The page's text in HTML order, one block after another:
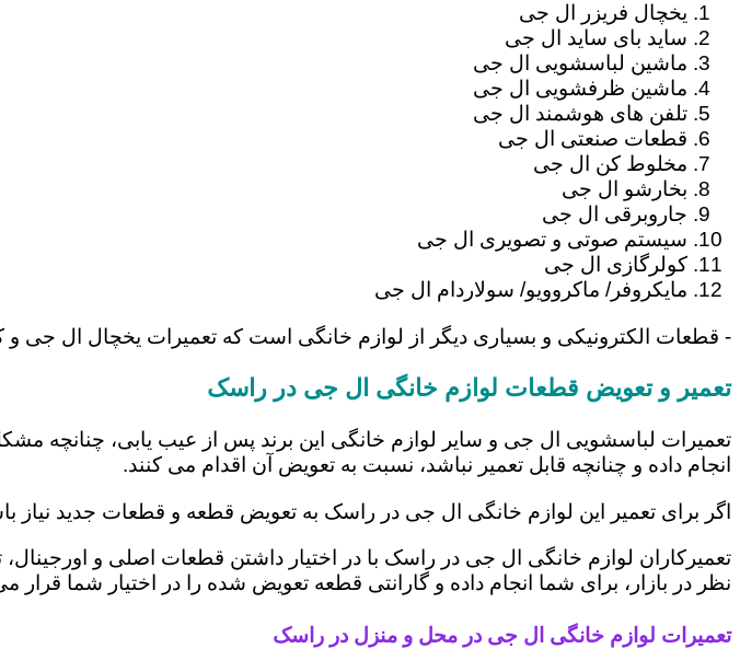
یخچال فریزر ال جی
ساید بای ساید ال جی
ماشین لباسشویی ال جی
ماشین ظرفشویی ال جی
تلفن های هوشمند ال جی
قطعات صنعتی ال جی
مخلوط کن ال جی
بخارشو ال جی
جاروبرقی ال جی
سیستم صوتی و تصویری ال جی
کولرگازی ال جی
مایکروفر/ ماکروویو/ سولاردام ال جی
- قطعات الکترونیکی و بسیاری دیگر از لوازم خانگی است که تعمیرات یخچال ال
تعمیر و تعویض قطعات لوازم خانگی ال جی در راسک
تعمیرات لباسشویی ال جی و سایر لوازم خانگی این برند پس از عیب یابی، چنانچه
انجام داده و چنانچه قابل تعمیر نباشد، نسبت به تعویض آن اقدام می کنند.
اگر برای تعمیر این لوازم خانگی ال جی در راسک به تعویض قطعه و قطعات جدید نیاز
تعمیرکاران لوازم خانگی ال جی در راسک با در اختیار داشتن قطعات اصلی و
نظر در بازار، برای شما انجام داده و گارانتی قطعه تعویض شده را در اختیار شما قرار
تعمیرات لوازم خانگی ال جی در محل و منزل در راسک